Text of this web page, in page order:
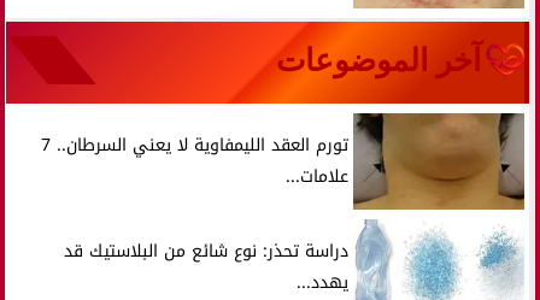
آخر الموضوعات
تورم العقد الليمفاوية لا يعني السرطان.. 7
علامات...
دراسة تحذر: نوع شائع من البلاستيك قد
يهدد...